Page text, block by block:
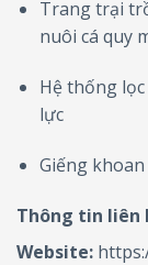
Trang trại
nuôi cá quy
Hệ thống
lực
Giếng
Thông tin liên
Website: